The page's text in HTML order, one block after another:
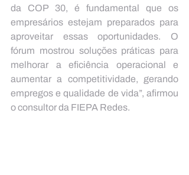
da COP 30, é fundamental que os
empresários estejam preparados para
aproveitar essas oportunidades. O
fórum mostrou soluções práticas para
melhorar a eficiência operacional e
aumentar a competitividade, gerando
empregos e qualidade de vida”, afirmou
o consultor da FIEPA Redes.